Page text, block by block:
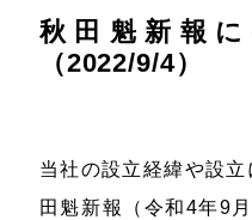
秋田魁新報
（2022/9/4）
当社の設立経緯や設
田魁新報（令和4年9